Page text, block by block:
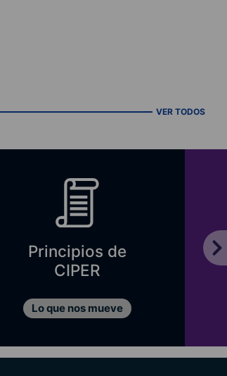
VER TODOS
Principios de
CIPER
Lo que nos mueve